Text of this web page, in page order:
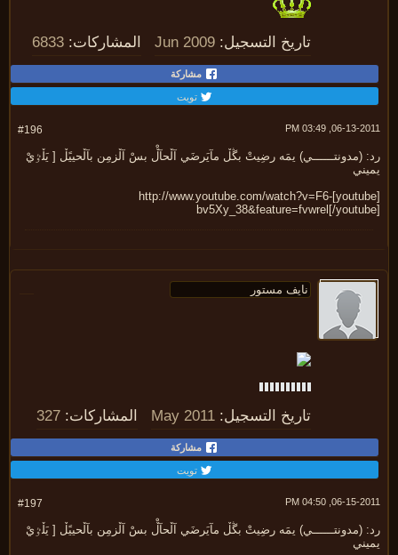
تاريخ التسجيل: Jun 2009 المشاركات: 6833
مشاركة
تويت
06-13-2011,
(مدونتــــــي) يمَه رضِيتْ بڴڵ مآيَرضَي آڵحآڵْ بسْ آڵزمِن بآڵحييًڵ [ يَڵٷيْ
[youtube]http://www.youtube.com/watch?v=F6-
bv5Xy_38&feature=fvwrel[/
تاريخ التسجيل: May 2011 المشاركات: 327
مشاركة
تويت
06-15-2011,
(مدونتــــــي) يمَه رضِيتْ بڴڵ مآيَرضَي آڵحآڵْ بسْ آڵزمِن بآڵحييًڵ [ يَڵٷيْ